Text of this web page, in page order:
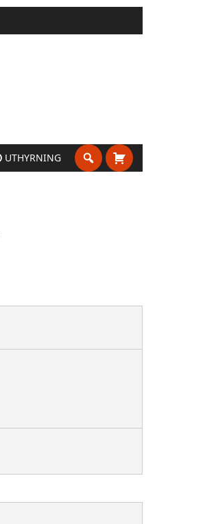
UTHYRNING